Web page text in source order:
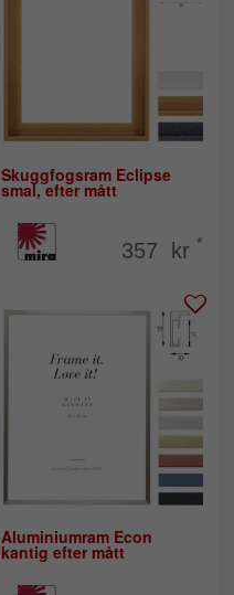
Skuggfogsram Eclipse
smal, efter mått
357 kr *
Aluminiumram Econ
kantig efter mått